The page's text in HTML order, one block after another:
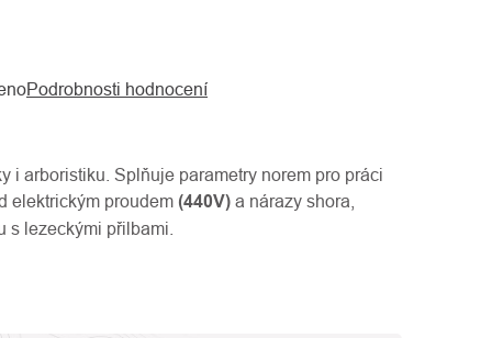
Podrobnosti hodnocení
i arboristiku. Splňuje parametry norem pro práci
elektrickým proudem (440V) a nárazy shora,
s lezeckými přilbami.